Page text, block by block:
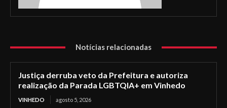
Notícias relacionadas
Justiça derruba veto da Prefeitura e autoriza
realização da Parada LGBTQIA+ em Vinhedo
VINHEDO agosto 5, 2026